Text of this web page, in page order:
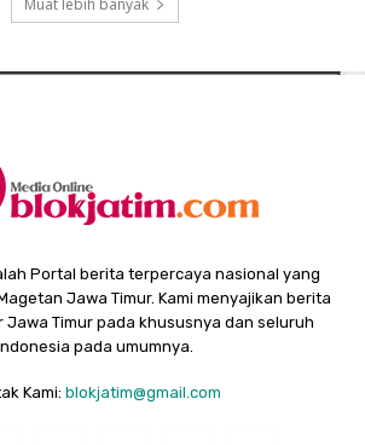
Portal berita terpercaya nasional yang
Jawa Timur. Kami menyajikan berita
Jawa Timur pada khususnya dan seluruh
pada umumnya.
Kami: blokjatim@gmail.com